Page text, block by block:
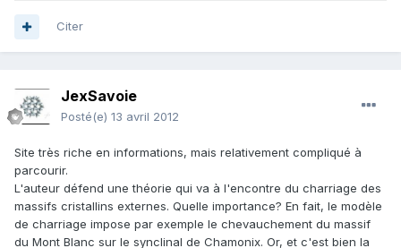
Citer
JexSavoie
Posté(e) 13 avril 2012
Site très riche en informations, mais relativement compliqué à
parcourir.
L'auteur défend une théorie qui va à l'encontre du charriage des
massifs cristallins externes. Quelle importance? En fait, le modèle
de charriage impose par exemple le chevauchement du massif
du Mont Blanc sur le synclinal de Chamonix. Or, et c'est bien la